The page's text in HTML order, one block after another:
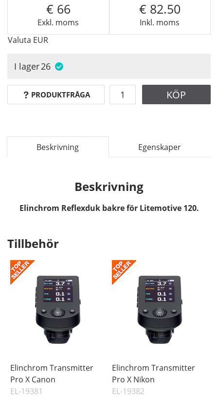
Exkl. moms
66
Inkl. moms
82.50
Valuta EUR
I lager26
PRODUKTFRÅGA KÖP
Beskrivning Egenskaper
Beskrivning
Elinchrom Reflexduk bakre för Litemotive 120.
Tillbehör
Elinchrom Transmitter
Pro X Canon
EL-19381
Elinchrom Transmitter
Pro X Nikon
EL-19382